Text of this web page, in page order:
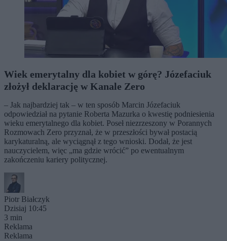
Wiek emerytalny dla kobiet w górę? Józefaciuk
złożył deklarację w Kanale Zero
– Jak najbardziej tak – w ten sposób Marcin Józefaciuk
odpowiedział na pytanie Roberta Mazurka o kwestię podniesienia
wieku emerytalnego dla kobiet. Poseł niezrzeszony w Porannych
Rozmowach Zero przyznał, że w przeszłości bywał postacią
karykaturalną, ale wyciągnął z tego wnioski. Dodał, że jest
nauczycielem, więc „ma gdzie wrócić” po ewentualnym
zakończeniu kariery politycznej.
Piotr Białczyk
Dzisiaj 10:45
3 min
Reklama
Reklama